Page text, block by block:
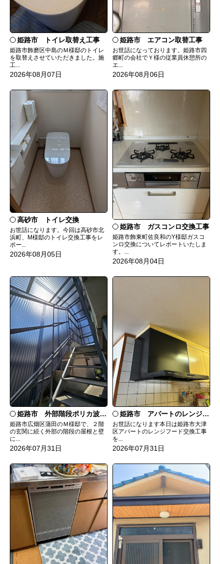
姫路市 トイレ取替え工事
姫路市飾磨区中島のＭ様邸のトイレ
を取替えさせていただきました。施
工...
2026年08月07日
姫路市 エアコン取替工事
お世話になっております。姫路市四
郷町の会社でＹ様の従業員休憩所の
エ...
2026年08月06日
高砂市 トイレ交換
お世話になります。今回は高砂市北
浜町、M様邸のトイレ交換工事をレ
ポー...
2026年08月05日
姫路市 ガスコンロ交換工事
姫路市飾東町佐良和のY様邸ガスコ
ンロ交換についてレポートいたしま
す。...
2026年08月04日
姫路市 外部階段ポリカ波板張替工事
姫路市広畑区蒲田のＭ様邸で、２階
の玄関に続く外部の階段の屋根と壁
に...
2026年07月31日
姫路市 アパートのレンジフード交換
お世話になります本日は姫路市大津
区アパートのレンジフード交換工事
を...
2026年07月31日